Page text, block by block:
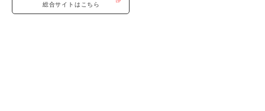
総合サイトはこちら